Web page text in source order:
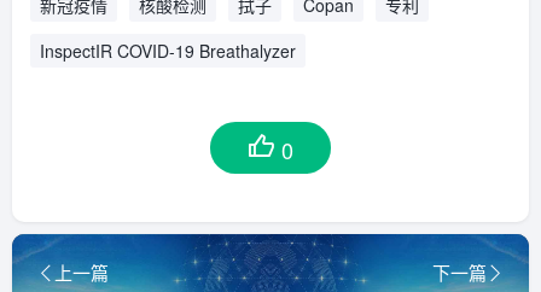
InspectIR COVID-19 Breathalyzer
0
上一篇 下一篇